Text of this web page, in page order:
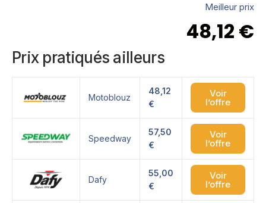
Meilleur prix
48,12 €
Prix pratiqués ailleurs
Motoblouz
48,12
€
Voir
l’offre
Speedway
57,50
€
Voir
l’offre
Dafy
55,00
€
Voir
l’offre